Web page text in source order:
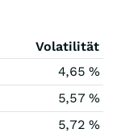
Volatilität
4,65 %
5,57 %
5,72 %